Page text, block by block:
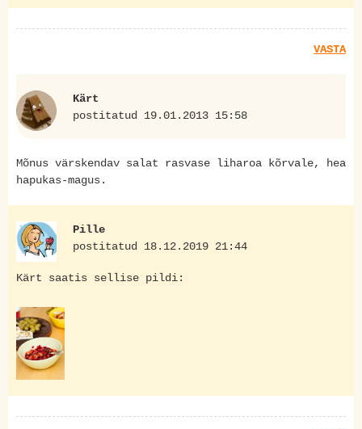
VASTA
Kärt
postitatud 19.01.2013 15:58
Mõnus värskendav salat rasvase liharoa kõrvale, hea
hapukas-magus.
Pille
postitatud 18.12.2019 21:44
Kärt saatis sellise pildi: